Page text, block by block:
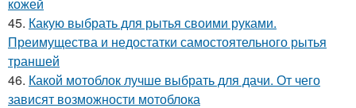
45. Какую выбрать для рытья своими руками.
Преимущества и недостатки самостоятельного рытья
траншей
46. Какой мотоблок лучше выбрать для дачи. От чего
зависят возможности мотоблока